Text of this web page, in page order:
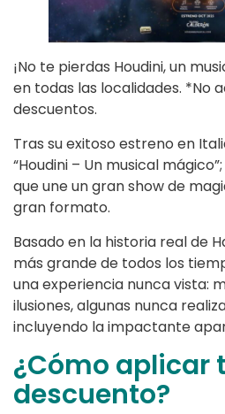
¡No te pierdas Houdini, un
en todas las localidades. *No
descuentos.
Tras su exitoso estreno en
“Houdini – Un musical
que une un gran show de
gran formato.
Basado en la historia real de
más grande de todos los
una experiencia nunca vista:
ilusiones, algunas nunca
incluyendo la impactante
¿Cómo aplicar
descuento?